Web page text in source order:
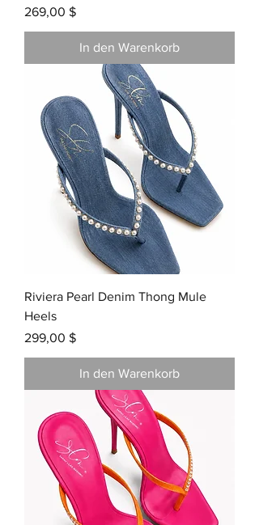
Preis
269,00 $
In den Warenkorb
Riviera Pearl Denim Thong Mule
Heels
Preis
299,00 $
In den Warenkorb